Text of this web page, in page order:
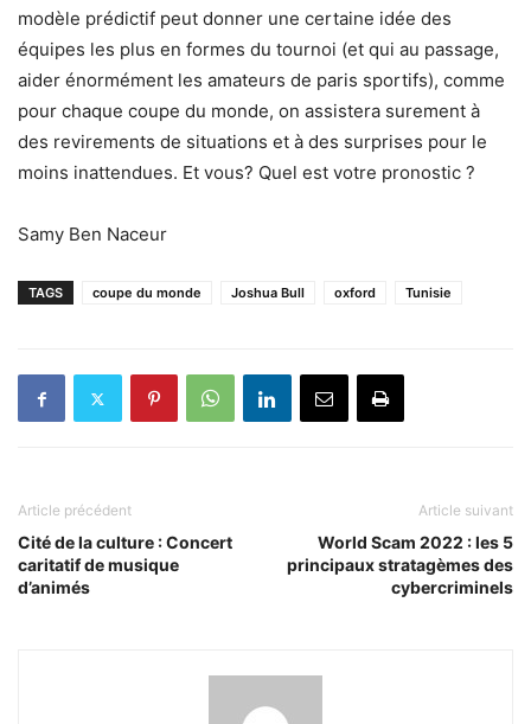
modèle prédictif peut donner une certaine idée des
équipes les plus en formes du tournoi (et qui au passage,
aider énormément les amateurs de paris sportifs), comme
pour chaque coupe du monde, on assistera surement à
des revirements de situations et à des surprises pour le
moins inattendues. Et vous? Quel est votre pronostic ?
Samy Ben Naceur
TAGS coupe du monde Joshua Bull oxford Tunisie
Article précédent
Cité de la culture : Concert
caritatif de musique
d’animés
Article suivant
World Scam 2022 : les 5
principaux stratagèmes des
cybercriminels